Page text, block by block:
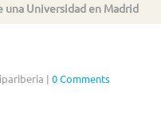
una Universidad en Madrid
| 0 Comments